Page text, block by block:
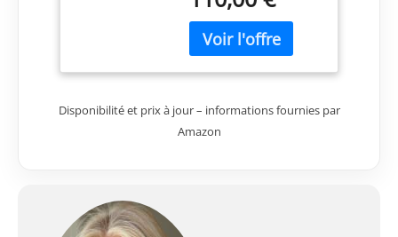
grain de
peau.Puissant anti-
rides.
Disponibilité et prix à jour – informations fournies par
Amazon